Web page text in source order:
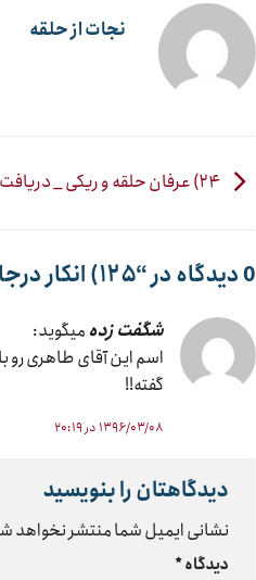
نجات از حلقه
۲۴) عرفان حلقه و ریکی _ دریافت آگاهی
0 دیدگاه در “ ۱۲۵) انکار درجاتِ متفاوت فرشتگان
شگفت زده میگوید:
اسم این آقای طاهری رو
گفته!!
۱۳۹۶/۰۳/۰۸ در ۲۰:۱۹
دیدگاهتان را بنویسید
نشانی ایمیل شما منتشر نخواهد
دیدگاه*